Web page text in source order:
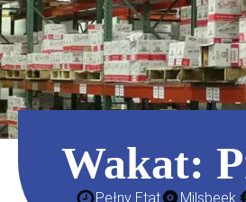
Wakat:
Pełny Etat Milsbeek